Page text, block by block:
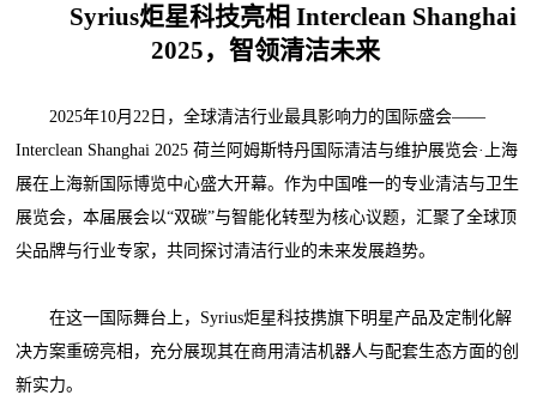
Syrius炬星科技亮相 Interclean Shanghai
2025，智领清洁未来
2025年10月22日，全球清洁行业最具影响力的国际盛会——
Interclean Shanghai 2025 荷兰阿姆斯特丹国际清洁与维护展览会·上海
展在上海新国际博览中心盛大开幕。作为中国唯一的专业清洁与卫生
展览会，本届展会以“双碳”与智能化转型为核心议题，汇聚了全球顶
尖品牌与行业专家，共同探讨清洁行业的未来发展趋势。
在这一国际舞台上，Syrius炬星科技携旗下明星产品及定制化解
决方案重磅亮相，充分展现其在商用清洁机器人与配套生态方面的创
新实力。